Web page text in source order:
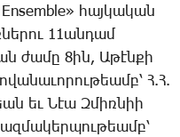
հայկական
11անդամ
ժամը 8ին, Աթէնքի
Հ.Հ.
եւ Նէա Զմիռնիի